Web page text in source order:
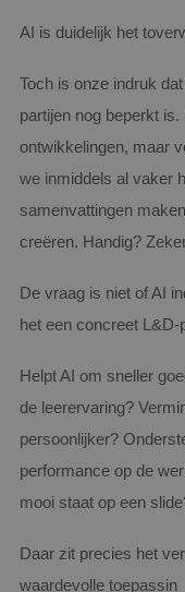
AI is duidelijk het
Toch is onze indruk
partijen nog beperkt
ontwikkelingen, maar
we inmiddels al vaker
samenvattingen
creëren. Handig?
De vraag is niet of AI
het een concreet L&D-
Helpt AI om sneller
de leerervaring?
persoonlijker?
performance op de
mooi staat op een
Daar zit precies het
waardevolle toepassin